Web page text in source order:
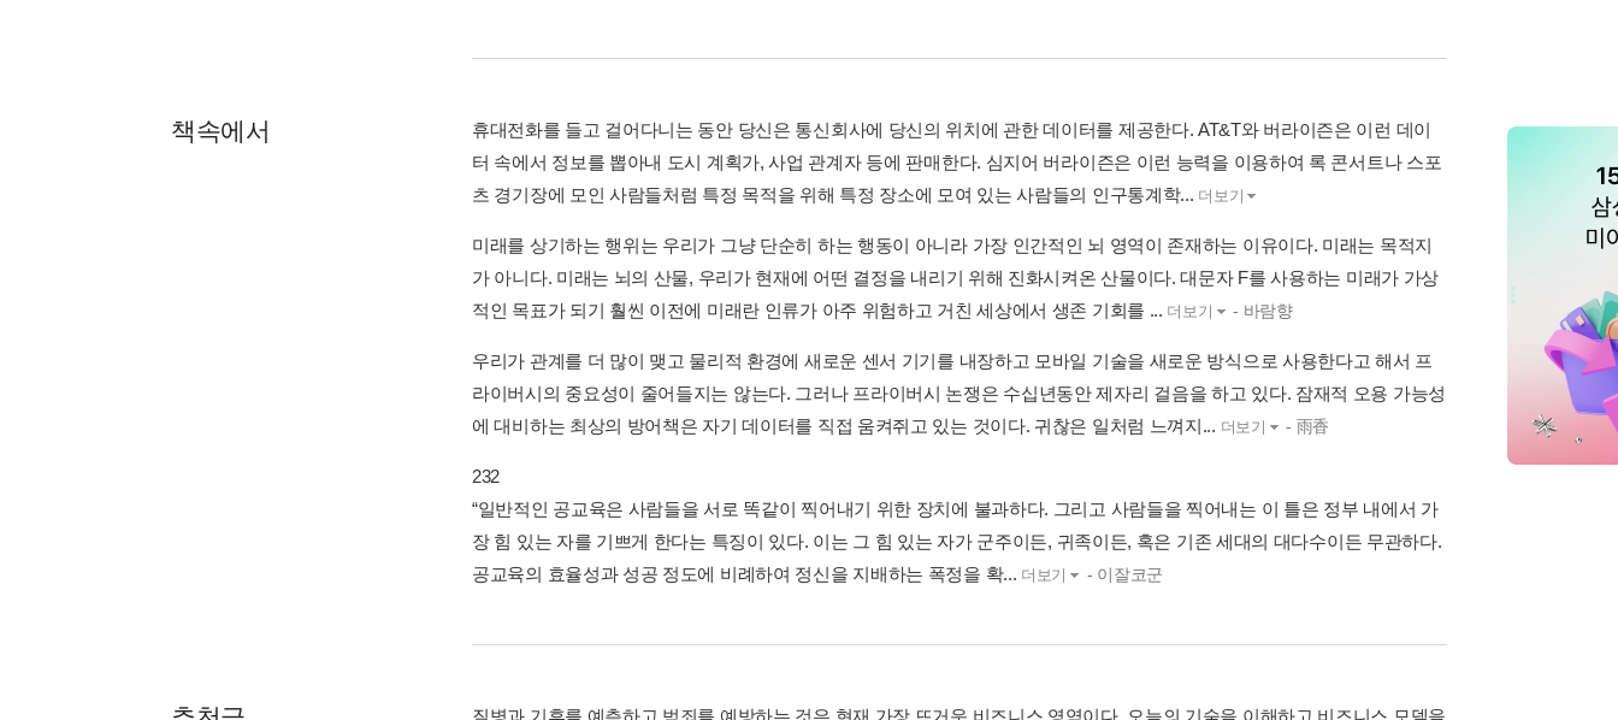
책속에서
휴대전화를 들고 걸어다니는 동안 당신은 통신회사에 당신의 위치에 관한 데이터를 제공한다. AT&T와 버라이즌은 이런 데이
터 속에서 정보를 뽑아내 도시 계획가, 사업 관계자 등에 판매한다. 심지어 버라이즌은 이런 능력을 이용하여 록 콘서트나 스포
츠 경기장에 모인 사람들처럼 특정 목적을 위해 특정 장소에 모여 있는 사람들의 인구통계학... 더보기
미래를 상기하는 행위는 우리가 그냥 단순히 하는 행동이 아니라 가장 인간적인 뇌 영역이 존재하는 이유이다. 미래는 목적지
가 아니다. 미래는 뇌의 산물, 우리가 현재에 어떤 결정을 내리기 위해 진화시켜온 산물이다. 대문자 F를 사용하는 미래가 가상
적인 목표가 되기 훨씬 이전에 미래란 인류가 아주 위험하고 거친 세상에서 생존 기회를 ... 더보기 - 바람향
우리가 관계를 더 많이 맺고 물리적 환경에 새로운 센서 기기를 내장하고 모바일 기술을 새로운 방식으로 사용한다고 해서 프
라이버시의 중요성이 줄어들지는 않는다. 그러나 프라이버시 논쟁은 수십년동안 제자리 걸음을 하고 있다. 잠재적 오용 가능성
에 대비하는 최상의 방어책은 자기 데이터를 직접 움켜쥐고 있는 것이다. 귀찮은 일처럼 느껴지... 더보기 - 雨香
232
“일반적인 공교육은 사람들을 서로 똑같이 찍어내기 위한 장치에 불과하다. 그리고 사람들을 찍어내는 이 틀은 정부 내에서 가
장 힘 있는 자를 기쁘게 한다는 특징이 있다. 이는 그 힘 있는 자가 군주이든, 귀족이든, 혹은 기존 세대의 대다수이든 무관하다.
공교육의 효율성과 성공 정도에 비례하여 정신을 지배하는 폭정을 확... 더보기 - 이잘코군
질병과 기후를 예측하고 범죄를 예방하는 것은 현재 가장 뜨거운 비즈니스 영역이다. 오늘의 기술을 이해하고 비즈니스 모델을